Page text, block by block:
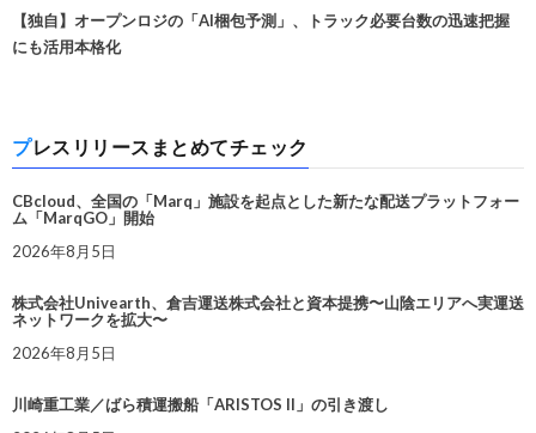
【独自】オープンロジの「AI梱包予測」、トラック必要台数の迅速把握
にも活用本格化
プレスリリースまとめてチェック
CBcloud、全国の「Marq」施設を起点とした新たな配送プラットフォー
ム「MarqGO」開始
2026年8月5日
株式会社Univearth、倉吉運送株式会社と資本提携〜山陰エリアへ実運送
ネットワークを拡大〜
2026年8月5日
川崎重工業／ばら積運搬船「ARISTOS II」の引き渡し